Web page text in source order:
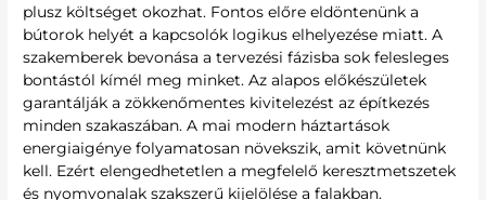
plusz költséget okozhat. Fontos előre eldöntenünk a
bútorok helyét a kapcsolók logikus elhelyezése miatt. A
szakemberek bevonása a tervezési fázisba sok felesleges
bontástól kímél meg minket. Az alapos előkészületek
garantálják a zökkenőmentes kivitelezést az építkezés
minden szakaszában. A mai modern háztartások
energiaigénye folyamatosan növekszik, amit követnünk
kell. Ezért elengedhetetlen a megfelelő keresztmetszetek
és nyomvonalak szakszerű kijelölése a falakban.